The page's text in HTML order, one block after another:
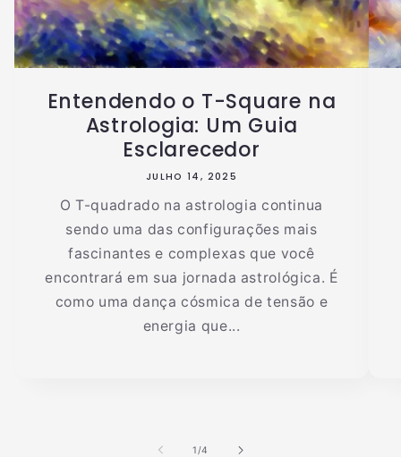
Entendendo o T-Square na
Astrologia: Um Guia
Esclarecedor
JULHO 14, 2025
O T-quadrado na astrologia continua
sendo uma das configurações mais
fascinantes e complexas que você
encontrará em sua jornada astrológica. É
como uma dança cósmica de tensão e
energia que...
1/de
4